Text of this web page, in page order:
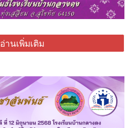
อ่านเพิ่มเติม